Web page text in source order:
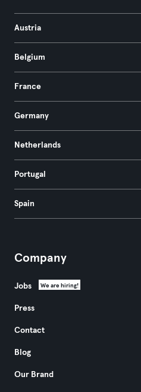
Austria
Belgium
France
Germany
Netherlands
Portugal
Spain
Company
Jobs We are hiring!
Press
Contact
Blog
Our Brand